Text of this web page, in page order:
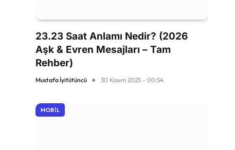
23.23 Saat Anlamı Nedir? (2026
Aşk & Evren Mesajları – Tam
Rehber)
Mustafa İyitütüncü 30 Kasım 2025 - 00:54
MOBIL